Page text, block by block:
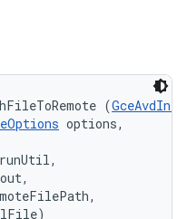
(GceAvdInfo
options,
runUtil,